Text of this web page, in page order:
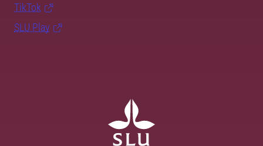
TikTok
SLU Play